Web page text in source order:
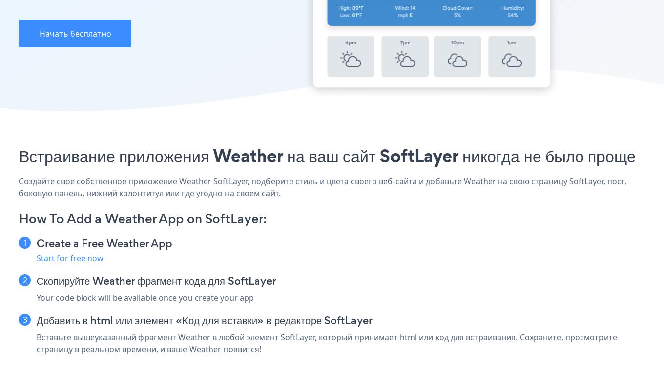
Начать бесплатно
Встраивание приложения Weather на ваш сайт SoftLayer никогда не было проще
Создайте свое собственное приложение Weather SoftLayer, подберите стиль и цвета своего веб-сайта и добавьте Weather на свою страницу SoftLayer, пост,
боковую панель, нижний колонтитул или где угодно на своем сайт.
How To Add a Weather App on SoftLayer:
Create a Free Weather App
Start for free now
Скопируйте Weather фрагмент кода для SoftLayer
Your code block will be available once you create your app
Добавить в html или элемент «Код для вставки» в редакторе SoftLayer
Вставьте вышеуказанный фрагмент Weather в любой элемент SoftLayer, который принимает html или код для встраивания. Сохраните, просмотрите
страницу в реальном времени, и ваше Weather появится!